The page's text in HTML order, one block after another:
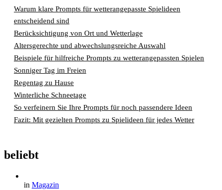
Warum klare Prompts für wetterangepasste Spielideen
entscheidend sind
Berücksichtigung von Ort und Wetterlage
Altersgerechte und abwechslungsreiche Auswahl
Beispiele für hilfreiche Prompts zu wetterangepassten Spielen
Sonniger Tag im Freien
Regentag zu Hause
Winterliche Schneetage
So verfeinern Sie Ihre Prompts für noch passendere Ideen
Fazit: Mit gezielten Prompts zu Spielideen für jedes Wetter
beliebt
in Magazin